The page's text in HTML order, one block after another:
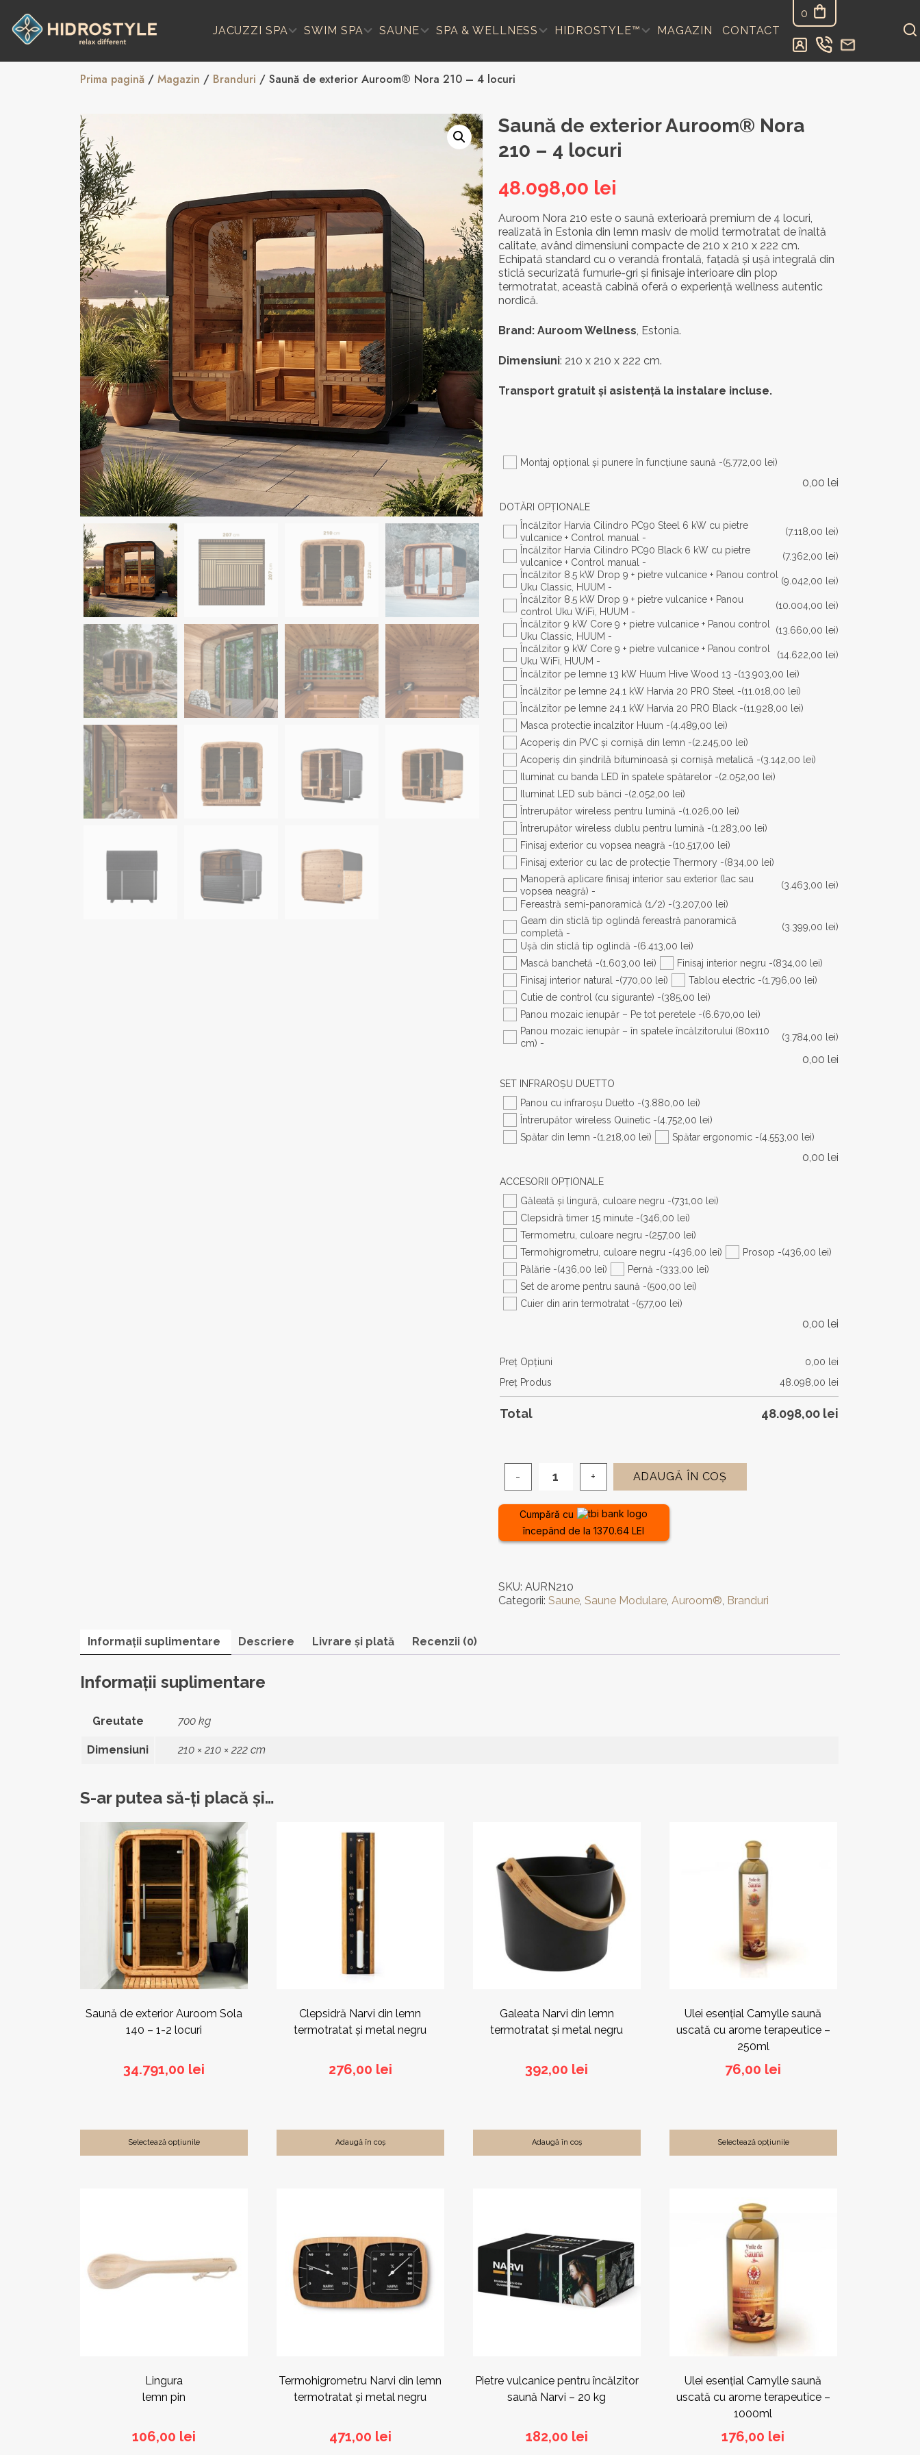
content
JACUZZI SPA SWIM SPA SAUNE SPA & WELLNESS HIDROSTYLE™ MAGAZIN CONTACT
0
Prima pagină / Magazin / Branduri / Saună de exterior Auroom® Nora 210 – 4 locuri
Saună de exterior Auroom® Nora
210 – 4 locuri
48.098,00 lei
Auroom Nora 210 este o saună exterioară premium de 4 locuri,
realizată în Estonia din lemn masiv de molid termotratat de înaltă
calitate, având dimensiuni compacte de 210 x 210 x 222 cm.
Echipată standard cu o verandă frontală, fațadă și ușă integrală din
sticlă securizată fumurie-gri și finisaje interioare din plop
termotratat, această cabină oferă o experiență wellness autentic
nordică.
Brand: Auroom Wellness , Estonia.
Dimensiuni: 210 x 210 x 222 cm.
Transport gratuit și asistență la instalare incluse.
Montaj opţional şi punere în funcţiune saună -(5.772,00 lei)
0,00 lei
DOTĂRI OPŢIONALE
Încălzitor Harvia Cilindro PC90 Steel 6 kW cu pietre
vulcanice + Control manual -
(7.118,00 lei)
Încălzitor Harvia Cilindro PC90 Black 6 kW cu pietre
vulcanice + Control manual -
(7.362,00 lei)
Încălzitor 8.5 kW Drop 9 + pietre vulcanice + Panou control
Uku Classic, HUUM -
(9.042,00 lei)
Încălzitor 8.5 kW Drop 9 + pietre vulcanice + Panou
control Uku WiFi, HUUM -
(10.004,00 lei)
Încălzitor 9 kW Core 9 + pietre vulcanice + Panou control
Uku Classic, HUUM -
(13.660,00 lei)
Încălzitor 9 kW Core 9 + pietre vulcanice + Panou control
Uku WiFi, HUUM -
(14.622,00 lei)
Încălzitor pe lemne 13 kW Huum Hive Wood 13 -(13.903,00 lei)
Încălzitor pe lemne 24.1 kW Harvia 20 PRO Steel -(11.018,00 lei)
Încălzitor pe lemne 24.1 kW Harvia 20 PRO Black -(11.928,00 lei)
Masca protectie incalzitor Huum -(4.489,00 lei)
Acoperiș din PVC și cornișă din lemn -(2.245,00 lei)
Acoperiș din șindrilă bituminoasă și cornișă metalică -(3.142,00 lei)
Iluminat cu banda LED în spatele spătarelor -(2.052,00 lei)
Iluminat LED sub bănci -(2.052,00 lei)
Întrerupător wireless pentru lumină -(1.026,00 lei)
Întrerupător wireless dublu pentru lumină -(1.283,00 lei)
Finisaj exterior cu vopsea neagră -(10.517,00 lei)
Finisaj exterior cu lac de protecție Thermory -(834,00 lei)
Manoperă aplicare finisaj interior sau exterior (lac sau
vopsea neagră) -
(3.463,00 lei)
Fereastră semi-panoramică (1/2) -(3.207,00 lei)
Geam din sticlă tip oglindă fereastră panoramică
completă -
(3.399,00 lei)
Ușă din sticlă tip oglindă -(6.413,00 lei)
Mască banchetă -(1.603,00 lei) Finisaj interior negru -(834,00 lei)
Finisaj interior natural -(770,00 lei) Tablou electric -(1.796,00 lei)
Cutie de control (cu sigurante) -(385,00 lei)
Panou mozaic ienupăr – Pe tot peretele -(6.670,00 lei)
Panou mozaic ienupăr – în spatele încălzitorului (80x110
cm) -
(3.784,00 lei)
0,00 lei
SET INFRAROȘU DUETTO
Panou cu infraroșu Duetto -(3.880,00 lei)
Întrerupător wireless Quinetic -(4.752,00 lei)
Spătar din lemn -(1.218,00 lei) Spătar ergonomic -(4.553,00 lei)
0,00 lei
ACCESORII OPŢIONALE
Găleată și lingură, culoare negru -(731,00 lei)
Clepsidră timer 15 minute -(346,00 lei)
Termometru, culoare negru -(257,00 lei)
Termohigrometru, culoare negru -(436,00 lei) Prosop -(436,00 lei)
Pălărie -(436,00 lei) Pernă -(333,00 lei)
Set de arome pentru saună -(500,00 lei)
Cuier din arin termotratat -(577,00 lei)
0,00 lei
Preţ Opţiuni 0,00 lei
Preţ Produs
48.098,00 lei
Total 48.098,00 lei
de
Auroom®
4
locuri
ADAUGĂ ÎN COȘ
Cumpără cu
începând de la 1370.64 LEI
SKU: AURN210
Categorii: Saune, Saune Modulare, Auroom® Branduri
Informații suplimentare Descriere Livrare și plată Recenzii (0)
Informații suplimentare
Greutate 700 kg
Dimensiuni 210 × 210 × 222 cm
S-ar putea să-ți placă și…
Saună de exterior Auroom Sola
140 – 1-2 locuri
34.791,00 lei
Selectează opțiunile
Clepsidră Narvi din lemn
termotratat și metal negru
276,00 lei
Adaugă în coș
Galeata Narvi din lemn
termotratat și metal negru
392,00 lei
Adaugă în coș
Ulei esențial Camylle saună
uscată cu arome terapeutice –
250ml
76,00 lei
Selectează opțiunile
Lingura
lemn pin
106,00 lei
Termohigrometru Narvi din lemn
termotratat și metal negru
471,00 lei
Pietre vulcanice pentru încălzitor
saună Narvi – 20 kg
182,00 lei
Ulei esențial Camylle saună
uscată cu arome terapeutice –
1000ml
176,00 lei